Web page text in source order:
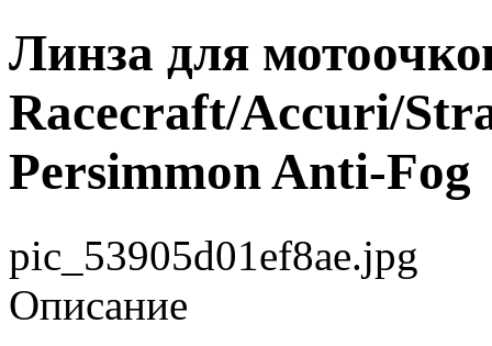
Линза для
Racecraft/Accuri/
Persimmon Anti-Fog
pic_53905d01ef8ae.jpg
Описание